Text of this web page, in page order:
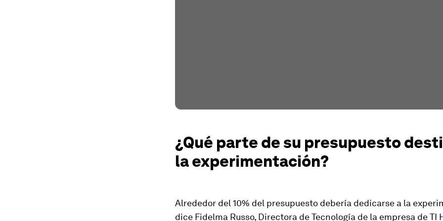
¿Qué parte de su presupuesto
la experimentación?
Alrededor del 10% del presupuesto debería dedicarse a la
dice Fidelma Russo, Directora de Tecnología de la empresa de TI